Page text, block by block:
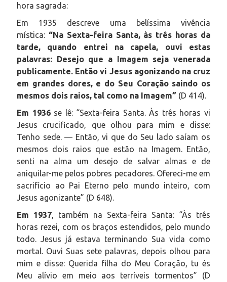
hora sagrada:
Em 1935 descreve uma belíssima vivência
mística: “Na Sexta-feira Santa, às três horas da
tarde, quando entrei na capela, ouvi estas
palavras: Desejo que a Imagem seja venerada
publicamente. Então vi Jesus agonizando na cruz
em grandes dores, e do Seu Coração saindo os
mesmos dois raios, tal como na Imagem” (D 414).
Em 1936se lê: “Sexta-feira Santa. Às três horas vi
Jesus crucificado, que olhou para mim e disse:
Tenho sede. — Então, vi que do Seu lado saíam os
mesmos dois raios que estão na Imagem. Então,
senti na alma um desejo de salvar almas e de
aniquilar-me pelos pobres pecadores. Ofereci-me em
sacrifício ao Pai Eterno pelo mundo inteiro, com
Jesus agonizante” (D 648).
Em 1937, também na Sexta-feira Santa: “Às três
horas rezei, com os braços estendidos, pelo mundo
todo. Jesus já estava terminando Sua vida como
mortal. Ouvi Suas sete palavras, depois olhou para
mim e disse: Querida filha do Meu Coração, tu és
Meu alívio em meio aos terríveis tormentos” (D